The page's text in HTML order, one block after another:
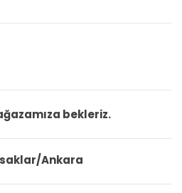
bekleriz.
Ankara